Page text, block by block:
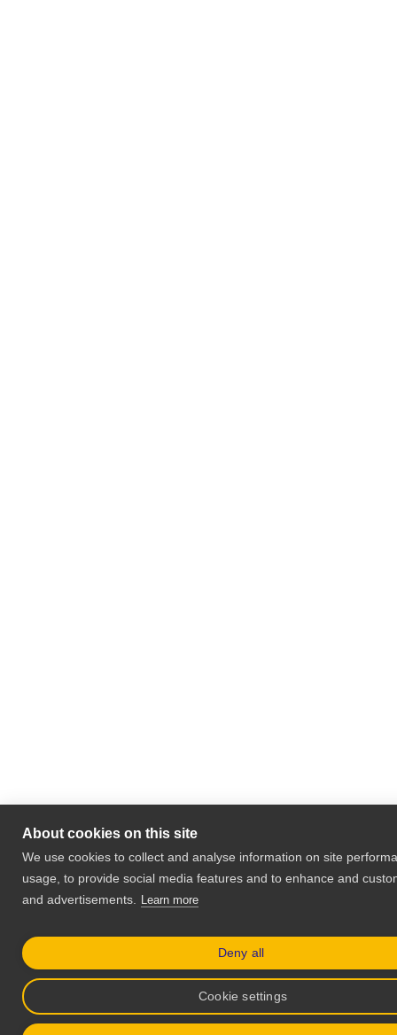
About cookies on this site
We use cookies to collect and analyse information on site
usage, to provide social media features and to enhance and
and advertisements.
Learn more
Deny all
Cookie settings